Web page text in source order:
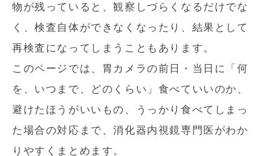
物が残っていると、観察しづらくなるだけでな
く、検査自体ができなくなったり、結果として
再検査になってしまうこともあります。
このページでは、胃カメラの前日・当日に「何
を、いつまで、どのくらい」食べていいのか、
避けたほうがいいもの、うっかり食べてしまっ
た場合の対応まで、消化器内視鏡専門医がわか
りやすくまとめます。